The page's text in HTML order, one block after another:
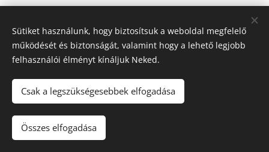
© 2024 Kutyamenhely | Minden jog fenntartva
Az oldalt a
Sütiket használunk, hogy biztosítsuk a weboldal megfelelő
működését és biztonságát, valamint hogy a lehető legjobb
felhasználói élményt kínáljuk Neked.
Csak a legszükségesebbek elfogadása
Összes elfogadása